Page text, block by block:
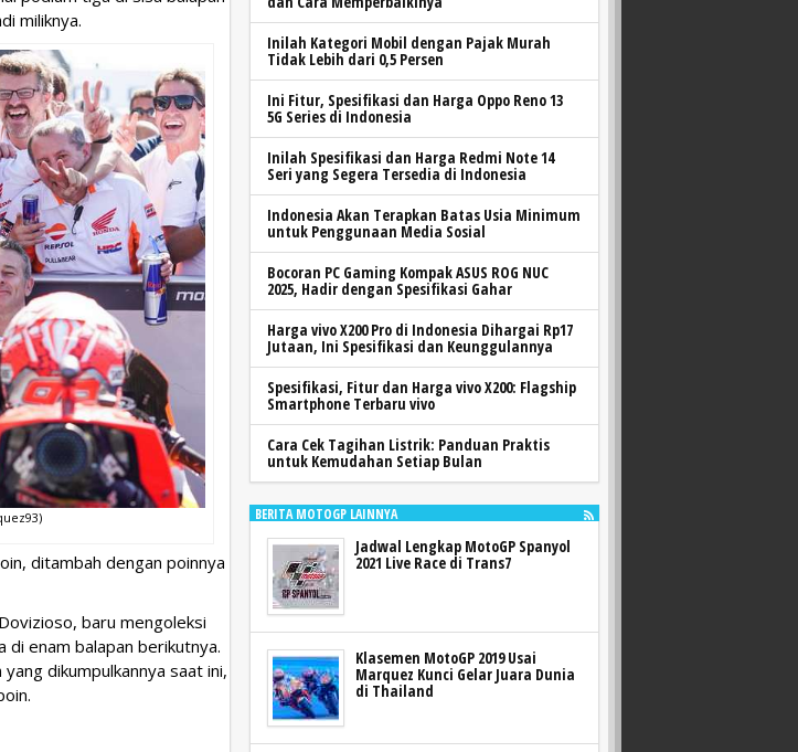
miliknya.
ditambah dengan poinnya
baru mengoleksi
di enam balapan berikutnya.
dikumpulkannya saat ini,
Inilah Kategori Mobil dengan Pajak Murah
Tidak Lebih dari 0,5 Persen
Ini Fitur, Spesifikasi dan Harga Oppo Reno 13
5G Series di Indonesia
Inilah Spesifikasi dan Harga Redmi Note 14
Seri yang Segera Tersedia di Indonesia
Indonesia Akan Terapkan Batas Usia Minimum
untuk Penggunaan Media Sosial
Bocoran PC Gaming Kompak ASUS ROG NUC
2025, Hadir dengan Spesifikasi Gahar
Harga vivo X200 Pro di Indonesia Dihargai Rp17
Jutaan, Ini Spesifikasi dan Keunggulannya
Spesifikasi, Fitur dan Harga vivo X200: Flagship
Smartphone Terbaru vivo
Cara Cek Tagihan Listrik: Panduan Praktis
untuk Kemudahan Setiap Bulan
BERITA MOTOGP LAINNYA
Jadwal Lengkap MotoGP Spanyol
2021 Live Race di Trans7
Klasemen MotoGP 2019 Usai
Marquez Kunci Gelar Juara Dunia
di Thailand